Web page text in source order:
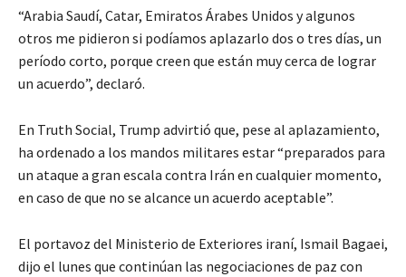
“Arabia Saudí, Catar, Emiratos Árabes Unidos y algunos
otros me pidieron si podíamos aplazarlo dos o tres días, un
período corto, porque creen que están muy cerca de lograr
un acuerdo”, declaró.
En Truth Social, Trump advirtió que, pese al aplazamiento,
ha ordenado a los mandos militares estar “preparados para
un ataque a gran escala contra Irán en cualquier momento,
en caso de que no se alcance un acuerdo aceptable”.
El portavoz del Ministerio de Exteriores iraní, Ismail Bagaei,
dijo el lunes que continúan las negociaciones de paz con